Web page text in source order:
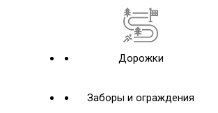
Дорожки
Заборы и ограждения